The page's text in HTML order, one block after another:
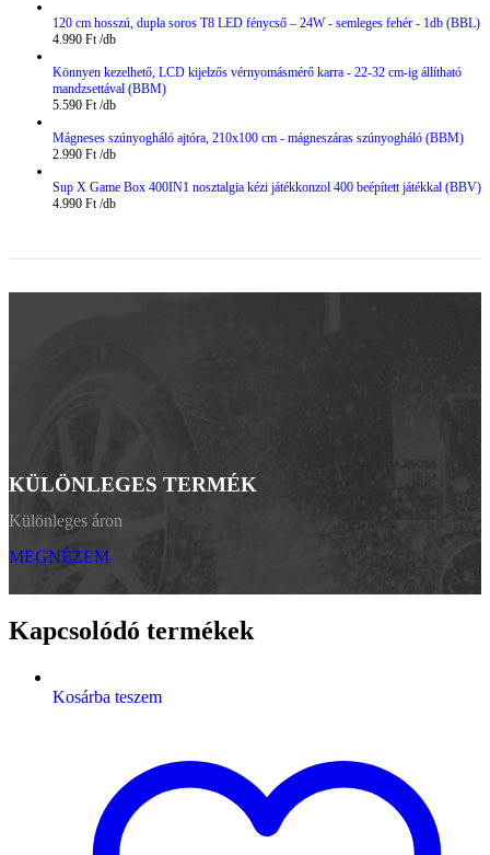
120 cm hosszú, dupla soros T8 LED fénycső – 24W - semleges fehér - 1db (BBL)
4.990 Ft
Könnyen kezelhető, LCD kijelzős vérnyomásmérő karra - 22-32 cm-ig állítható
mandzsettával (BBM)
5.590 Ft
Mágneses szúnyogháló ajtóra, 210x100 cm - mágneszáras szúnyogháló (BBM)
2.990 Ft
Sup X Game Box 400IN1 nosztalgia kézi játékkonzol 400 beépített játékkal (BBV)
4.990 Ft
KÜLÖNLEGES TERMÉK
Különleges áron
MEGNÉZEM
Kapcsolódó termékek
Kosárba teszem